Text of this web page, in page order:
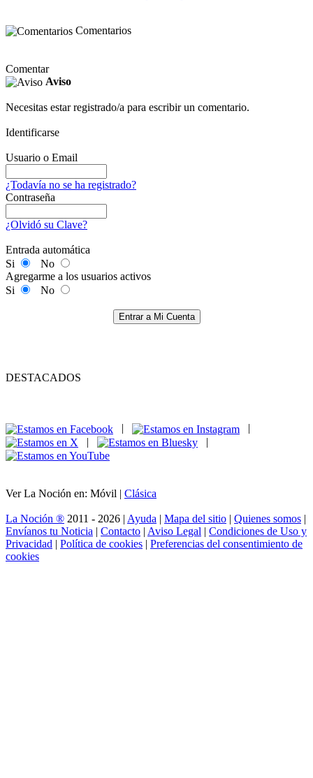
Comentarios
Comentar
Aviso
Necesitas estar registrado/a para escribir un comentario.
Identificarse
Usuario o Email
¿Todavía no se ha registrado?
Contraseña
¿Olvidó su Clave?
Entrada automática
Si
No
Agregarme a los usuarios activos
Si
No
Entrar a Mi Cuenta
DESTACADOS
|
|
Ver La Noción en: Móvil | Clásica
La Noción ® 2011 - 2026 | Ayuda | Mapa del sitio | Quienes somos |
Envíanos tu Noticia | Contacto | Aviso Legal | Condiciones de Uso y
Privacidad | Política de cookies | Preferencias del consentimiento de
cookies